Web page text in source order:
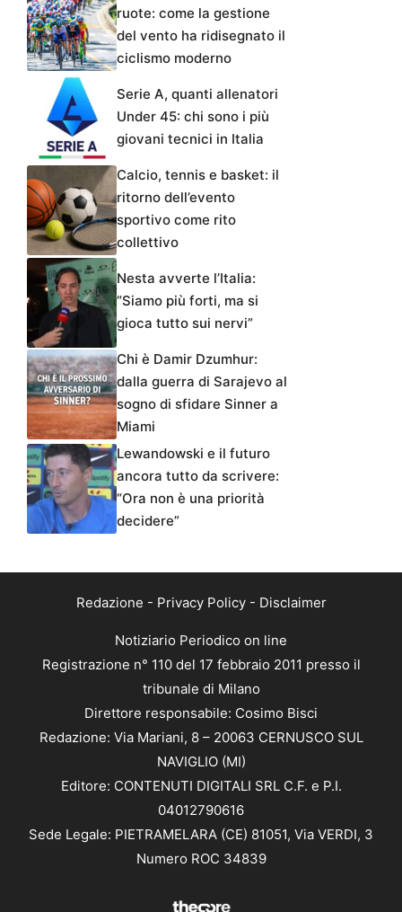
ruote: come la gestione
del vento ha ridisegnato il
ciclismo moderno
Serie A, quanti allenatori
Under 45: chi sono i più
giovani tecnici in Italia
Calcio, tennis e basket: il
ritorno dell’evento
sportivo come rito
collettivo
Nesta avverte l’Italia:
“Siamo più forti, ma si
gioca tutto sui nervi”
Chi è Damir Dzumhur:
dalla guerra di Sarajevo al
sogno di sfidare Sinner a
Miami
Lewandowski e il futuro
ancora tutto da scrivere:
“Ora non è una priorità
decidere”
Redazione - Privacy Policy- Disclaimer
Notiziario Periodico on line
Registrazione n° 110 del 17 febbraio 2011 presso il
tribunale di Milano
Direttore responsabile: Cosimo Bisci
Redazione: Via Mariani, 8 – 20063 CERNUSCO SUL
NAVIGLIO (MI)
Editore: CONTENUTI DIGITALI SRL C.F. e P.I.
04012790616
Sede Legale: PIETRAMELARA (CE) 81051, Via VERDI, 3
Numero ROC 34839